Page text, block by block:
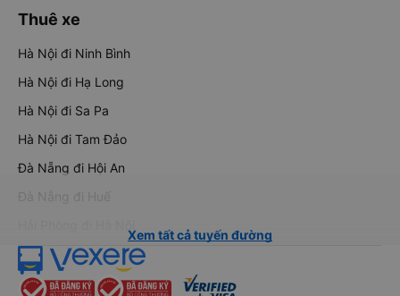
Thuê xe
Hà Nội đi Ninh Bình
Hà Nội đi Hạ Long
Hà Nội đi Sa Pa
Hà Nội đi Tam Đảo
Đà Nẵng đi Hội An
Đà Nẵng đi Huế
Xem tất cả tuyến đường